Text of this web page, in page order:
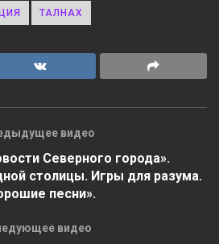
ТАЛНАХ
видео
Северного города».
столицы. Игры для разума.
песни».
видео